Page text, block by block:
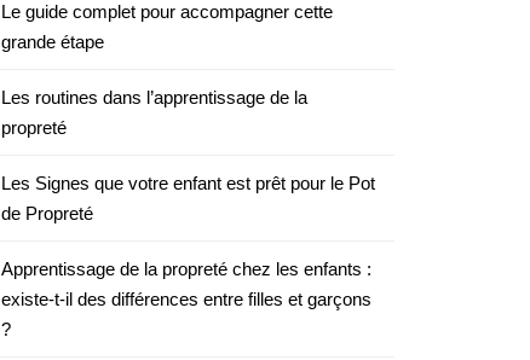
Le guide complet pour accompagner cette
grande étape
Les routines dans l’apprentissage de la
propreté
Les Signes que votre enfant est prêt pour le Pot
de Propreté
Apprentissage de la propreté chez les enfants :
existe-t-il des différences entre filles et garçons
?